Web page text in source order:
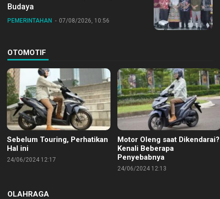
Budaya
PEMERINTAHAN 07/08/2026, 10:56
OTOMOTIF
Sebelum Touring, Perhatikan
Hal ini
24/06/2024 12:17
Motor Oleng saat Dikendarai?
Kenali Beberapa
Penyebabnya
24/06/2024 12:13
OLAHRAGA